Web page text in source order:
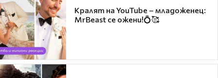
Кралят на YouTube – младоженец:
MrBeast се ожени!💍🥰